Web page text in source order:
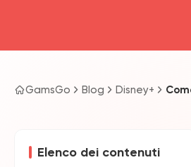
GamsGo Blog Disney+
Elenco dei contenuti